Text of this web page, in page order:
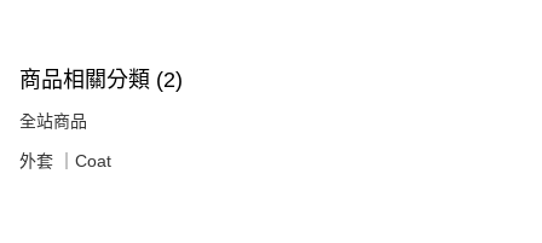
商品相關分類 (2)
全站商品
外套 ｜Coat